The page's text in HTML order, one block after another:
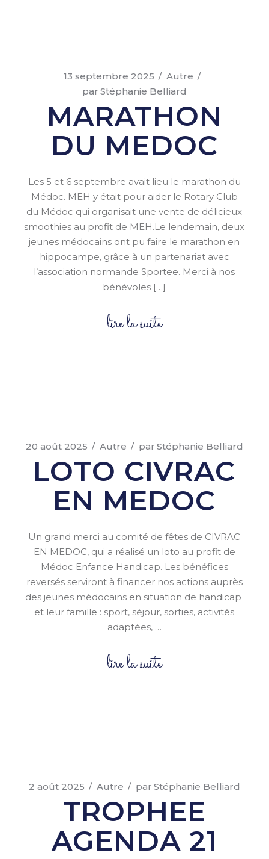
13 septembre 2025
Autre
par Stéphanie Belliard
MARATHON
DU MEDOC
Les 5 et 6 septembre avait lieu le marathon du
Médoc. MEH y était pour aider le Rotary Club
du Médoc qui organisait une vente de délicieux
smoothies au profit de MEH.Le lendemain, deux
jeunes médocains ont pu faire le marathon en
hippocampe, grâce à un partenariat avec
l’association normande Sportee. Merci à nos
bénévoles […]
lire la suite
20 août 2025 Autre par Stéphanie Belliard
LOTO CIVRAC
EN MEDOC
Un grand merci au comité de fêtes de CIVRAC
EN MEDOC, qui a réalisé un loto au profit de
Médoc Enfance Handicap. Les bénéfices
reversés serviront à financer nos actions auprès
des jeunes médocains en situation de handicap
et leur famille : sport, séjour, sorties, activités
adaptées, …
lire la suite
2 août 2025 Autre par Stéphanie Belliard
TROPHEE
AGENDA 21